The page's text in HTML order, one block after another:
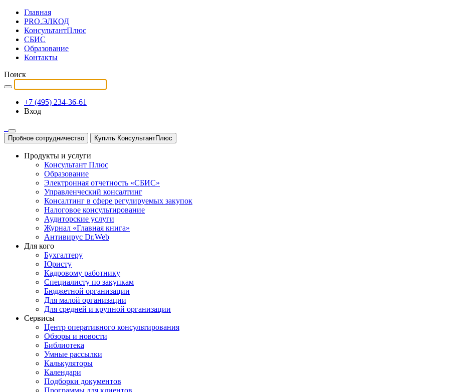
Главная
PRO.ЭЛКОД
КонсультантПлюс
СБИС
Образование
Контакты
Поиск
+7 (495) 234-36-61
Вход
Пробное сотрудничество Купить КонсультантПлюс
Продукты и услуги
Консультант Плюс
Образование
Электронная отчетность «СБИС»
Управленческий консалтинг
Консалтинг в сфере регулируемых закупок
Налоговое консультирование
Аудиторские услуги
Журнал «Главная книга»
Антивирус Dr.Web
Для кого
Бухгалтеру
Юристу
Кадровому работнику
Специалисту по закупкам
Бюджетной организации
Для малой организации
Для средней и крупной организации
Сервисы
Центр оперативного консультирования
Обзоры и новости
Библиотека
Умные рассылки
Калькуляторы
Календари
Подборки документов
Программы для клиентов